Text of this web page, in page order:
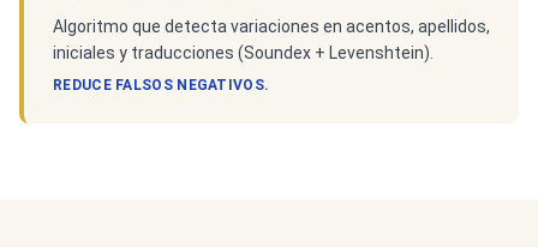
Algoritmo que detecta variaciones en acentos, apellidos,
iniciales y traducciones (Soundex + Levenshtein).
REDUCE FALSOS NEGATIVOS.